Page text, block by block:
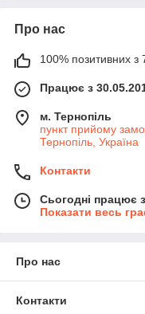
Про нас
100% позитивних з
Працює з
м. Тернопіль
пункт прийому
Тернопіль, Україна
Контакти
Сьогодні працює
Показати весь
Про нас
Контакти